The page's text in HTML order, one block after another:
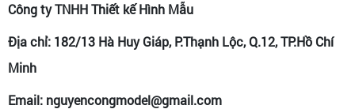
Công ty TNHH Thiết kế Hình Mẫu
Địa chỉ: 182/13 Hà Huy Giáp, P.Thạnh Lộc, Q.12, TP.Hồ Chí
Minh
Email: nguyencongmodel@gmail.com